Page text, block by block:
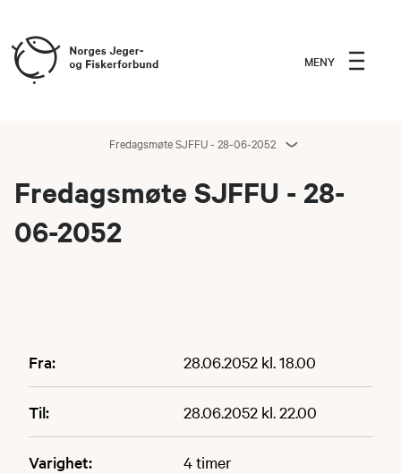
MENY
Fredagsmøte SJFFU - 28-06-2052
Fredagsmøte SJFFU - 28-
06-2052
Fra: 28.06.2052 kl. 18.00
Til: 28.06.2052 kl. 22.00
Varighet: 4 timer